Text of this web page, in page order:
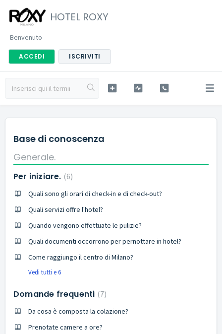
HOTEL ROXY
Benvenuto
ACCEDI ISCRIVITI
Base di conoscenza
Generale.
Per iniziare. 6
Quali sono gli orari di check-in e di check-out?
Quali servizi offre l'hotel?
Quando vengono effettuate le pulizie?
Quali documenti occorrono per pernottare in hotel?
Come raggiungo il centro di Milano?
Vedi tutti e 6
Domande frequenti 7
Da cosa è composta la colazione?
Prenotate camere a ore?